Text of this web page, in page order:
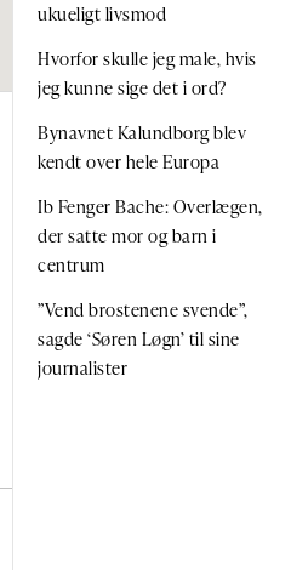
ukueligt livsmod
Hvorfor skulle jeg male, hvis
jeg kunne sige det i ord?
Bynavnet Kalundborg blev
kendt over hele Europa
Ib Fenger Bache: Overlægen,
der satte mor og barn i
centrum
”Vend brostenene svende”,
sagde ‘Søren Løgn’ til sine
journalister